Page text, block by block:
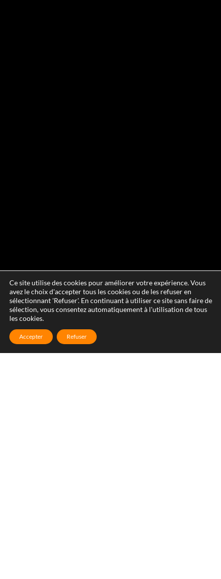
Ce site utilise des cookies pour améliorer votre expérience. Vous
avez le choix d'accepter tous les cookies ou de les refuser en
sélectionnant 'Refuser'. En continuant à utiliser ce site sans faire de
sélection, vous consentez automatiquement à l'utilisation de tous
les cookies.
Accepter Refuser